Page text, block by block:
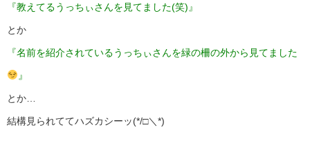
『教えてるうっちぃさんを見てました(笑)』
とか
『名前を紹介されているうっちぃさんを緑の柵の外から見てました
』
とか…
結構見られててハズカシーッ(*/□＼*)